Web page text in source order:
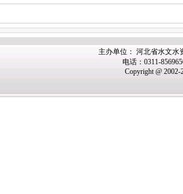
主办单位： 河北省水文水
电话：0311-
Copyright @ 2002-